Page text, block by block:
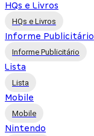
HQs e Livros
HQs e Livros
Informe Publicitário
Informe Publicitário
Lista
Lista
Mobile
Mobile
Nintendo